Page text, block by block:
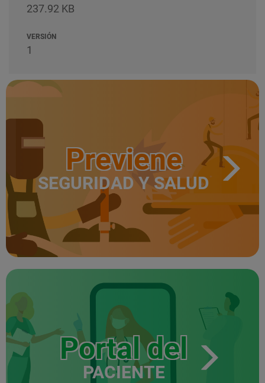
237.92 KB
VERSIÓN
1
Previene
SEGURIDAD Y SALUD
Portal del
PACIENTE